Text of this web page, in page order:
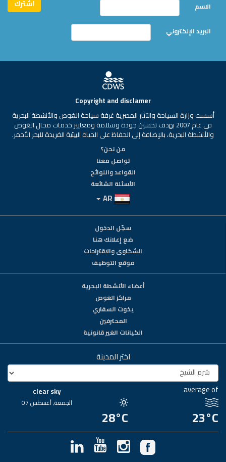
الاسم
البريد الإلكتروني
Copyright and disclamer
أسست وزارة السياحة والآثار المصرية غرفة سياحة الغوص والأنشطة البحرية
في عام 2007 بهدف تحسين جودة وسلامة ومعايير خدمات مجال الغوص
والأنشطة البحرية، بالإضافة إلى الحفاظ على الحياة البيئية الفريدة للبحر الأحمر.
من نحن؟
تواصل معنا
القواعد واللوائح
الأسئلة الشائعة
سجّل الدخول
ضع إعلانك هنا
الشكاوى والاقتراحات
موقع التوظيف
أعضاء الأنشطة البحرية
مراكز الغوص
يخوت السفاري
المحترفين
الكيانات الغير قانونية
اختر المدينة
average of
23°C
28°C
clear sky
الجمعة, أغسطس 07